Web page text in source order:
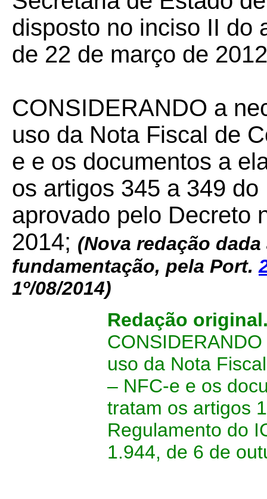
disposto no inciso II do
de 22 de março de
CONSIDERANDO a
uso da Nota Fiscal de
e e os documentos a
os artigos 345 a 349
aprovado pelo Decreto
2014; (Nova redação
fundamentação, pela Port.
1º/08/2014)
Redação
uso da Nota
– NFC-e e os
tratam os artigos
Regulamento do
1.944, de 6 de